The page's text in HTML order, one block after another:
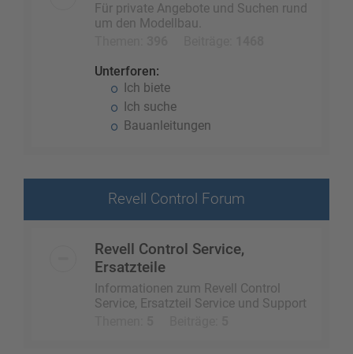
Für private Angebote und Suchen rund
um den Modellbau.
Unterforen:
Ich biete
Ich suche
Bauanleitungen
Revell Control Forum
Revell Control Service,
Ersatzteile
Informationen zum Revell Control
Service, Ersatzteil Service und Support